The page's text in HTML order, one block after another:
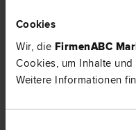
Cookies
Wir, die FirmenABC
Cookies, um Inhalte
Weitere Informationen
EXPERTENTIPP